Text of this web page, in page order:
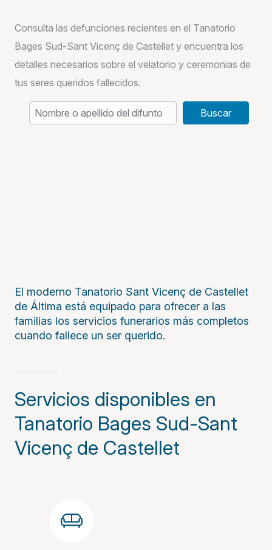
Consulta las defunciones recientes en el Tanatorio
Bages Sud-Sant Vicenç de Castellet y encuentra los
detalles necesarios sobre el velatorio y ceremonias de
tus seres queridos fallecidos.
Buscar
El moderno Tanatorio Sant Vicenç de Castellet
de Áltima está equipado para ofrecer a las
familias los servicios funerarios más completos
cuando fallece un ser querido.
Servicios disponibles en
Tanatorio Bages Sud-Sant
Vicenç de Castellet